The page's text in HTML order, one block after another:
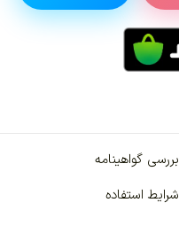
بررسی گواهینامه
شرایط استفاده